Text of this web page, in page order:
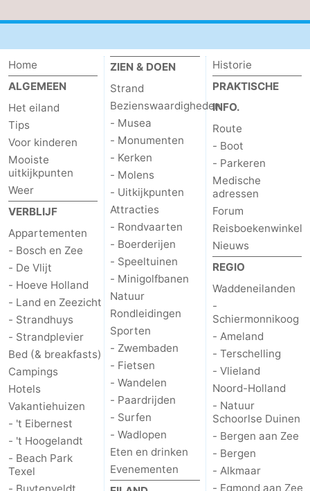
Home
ALGEMEEN
Het eiland
Tips
Voor kinderen
Mooiste
uitkijkpunten
Weer
VERBLIJF
Appartementen
- Bosch en Zee
- De Vlijt
- Hoeve Holland
- Land en Zeezicht
- Strandhuys
- Strandplevier
Bed (& breakfasts)
Campings
Hotels
Vakantiehuizen
- 't Eibernest
- 't Hoogelandt
- Beach Park
Texel
ZIEN & DOEN
Strand
Bezienswaardigheden
- Musea
- Monumenten
- Kerken
- Molens
- Uitkijkpunten
Attracties
- Rondvaarten
- Boerderijen
- Speeltuinen
- Minigolfbanen
Natuur
Rondleidingen
Sporten
- Zwembaden
- Fietsen
- Wandelen
- Paardrijden
- Surfen
- Wadlopen
Eten en drinken
Evenementen
Historie
PRAKTISCHE
INFO.
Route
- Boot
- Parkeren
Medische
adressen
Forum
Reisboekenwinkel
Nieuws
REGIO
Waddeneilanden
-
Schiermonnikoog
- Ameland
- Terschelling
- Vlieland
Noord-Holland
- Natuur
Schoorlse Duinen
- Bergen aan Zee
- Bergen
- Alkmaar
- Egmond aan Zee